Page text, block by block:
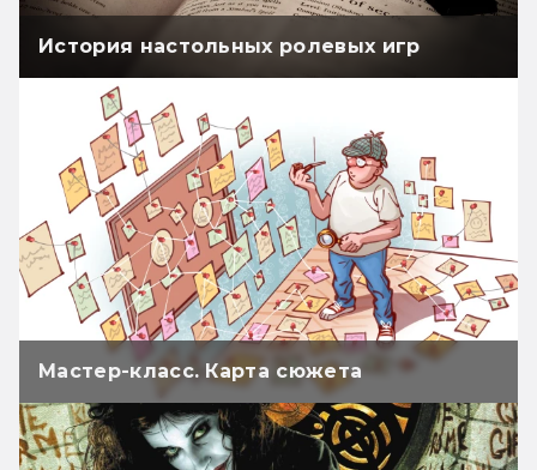
История настольных ролевых игр
Мастер-класс. Карта сюжета